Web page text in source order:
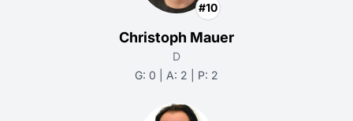
#10
Christoph Mauer
D
G: 0 | A: 2 | P: 2